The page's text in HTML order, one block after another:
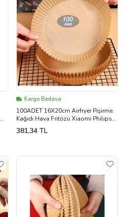
Kargo Bedava
100ADET 16X20cm Airfryer Pişirme
Kağıdı Hava Fritözü Xiaomi Philips
Yağsız Kağıt
381,34 TL